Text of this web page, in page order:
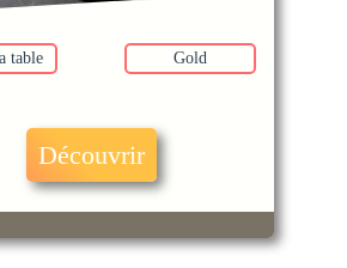
table Gold
Découvrir